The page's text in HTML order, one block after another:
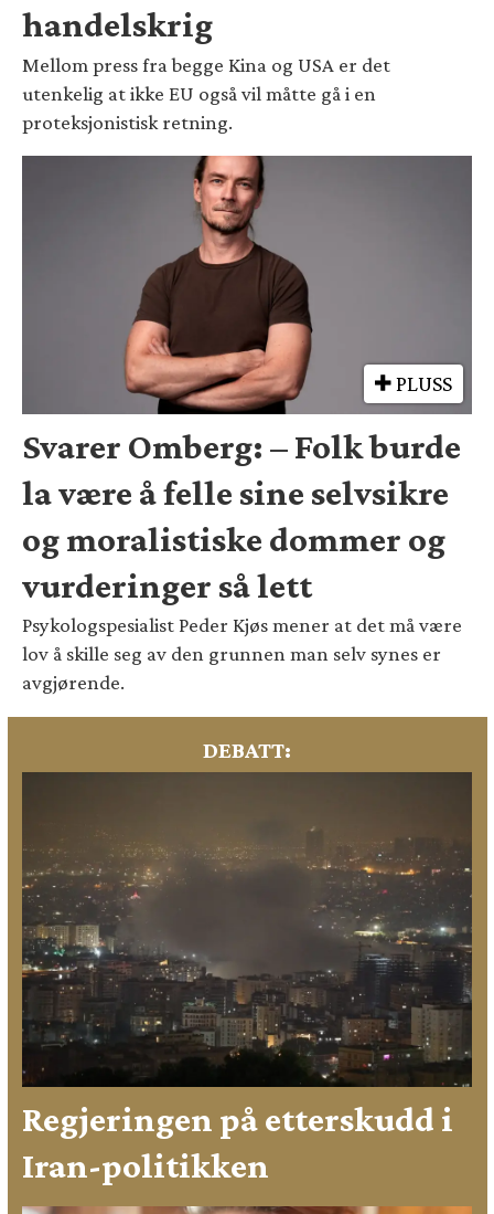
handelskrig
Mellom press fra begge Kina og USA er det
utenkelig at ikke EU også vil måtte gå i en
proteksjonistisk retning.
PLUSS
Svarer Omberg: – Folk burde
la være å felle sine selvsikre
og moralistiske dommer og
vurderinger så lett
Psykologspesialist Peder Kjøs mener at det må være
lov å skille seg av den grunnen man selv synes er
avgjørende.
DEBATT:
Regjeringen på etterskudd i
Iran-politikken